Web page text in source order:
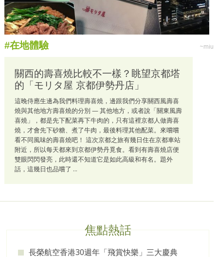
~miu
#在地體驗
關西的壽喜燒比較不一樣？眺望京都塔
的「モリタ屋 京都伊勢丹店」
這晚侍應生邊為我們料理壽喜燒，邊跟我們分享關西風壽喜
燒與其他地方壽喜燒的分別 — 其他地方，或者說「關東風壽
喜燒」，都是先下配菜再下牛肉的，只有這裡京都人做壽喜
燒，才會先下砂糖、煮了牛肉，最後料理其他配菜。來嚐嚐
看不同風味的壽喜燒吧！ 這次京都之旅有幾日住在京都車站
附近，所以每天都來到京都伊勢丹覓食。看到有壽喜燒店便
雙眼閃閃發亮，此時還不知道它是如此高級和有名。題外
話，這幾日也品嚐了 ...
焦點熱話
長榮航空香港30週年「飛賞快樂」三大慶典